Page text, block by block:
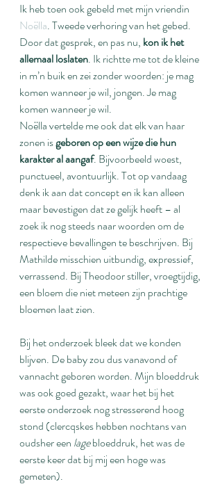
Ik heb toen ook gebeld met mijn vriendin
Noëlla. Tweede verhoring van het gebed.
Door dat gesprek, en pas nu, kon ik het
allemaal loslaten. Ik richtte me tot de kleine
in m’n buik en zei zonder woorden: je mag
komen wanneer je wil, jongen. Je mag
komen wanneer je wil.
Noëlla vertelde me ook dat elk van haar
zonen is geboren op een wijze die hun
karakter al aangaf. Bijvoorbeeld woest,
punctueel, avontuurlijk. Tot op vandaag
denk ik aan dat concept en ik kan alleen
maar bevestigen dat ze gelijk heeft – al
zoek ik nog steeds naar woorden om de
respectieve bevallingen te beschrijven. Bij
Mathilde misschien uitbundig, expressief,
verrassend. Bij Theodoor stiller, vroegtijdig,
een bloem die niet meteen zijn prachtige
bloemen laat zien.
Bij het onderzoek bleek dat we konden
blijven. De baby zou dus vanavond of
vannacht geboren worden. Mijn bloeddruk
was ook goed gezakt, waar het bij het
eerste onderzoek nog stresserend hoog
stond (clercqskes hebben nochtans van
oudsher een lage bloeddruk, het was de
eerste keer dat bij mij een hoge was
gemeten).